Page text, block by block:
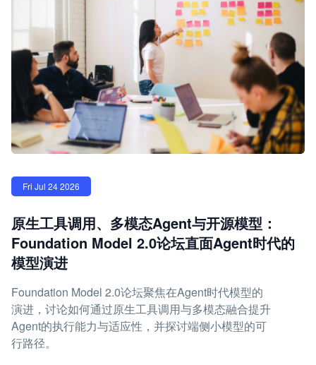
Fri Jul 24 2026
原生工具调用、多模态Agent与开源模型：
Foundation Model 2.0论坛直面Agent时代的
模型演进
Foundation Model 2.0论坛聚焦在Agent时代模型的
演进，讨论如何通过原生工具调用与多模态融合提升
Agent的执行能力与适应性，并探讨端侧小模型的可
行路径。